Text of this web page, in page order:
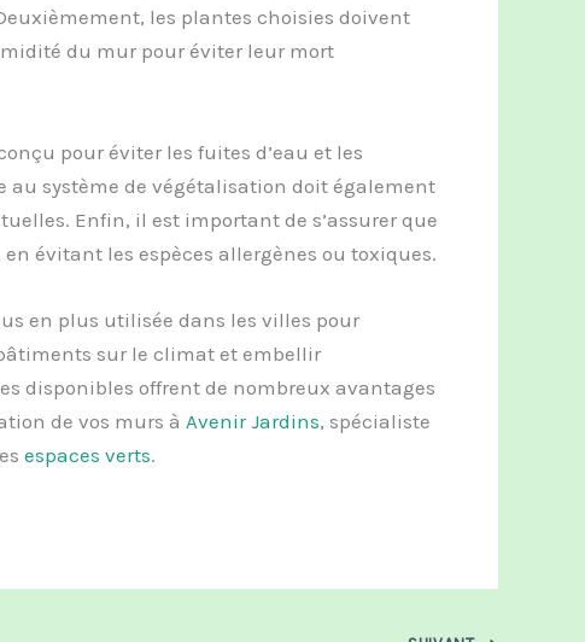
les plantes choisies doivent
du mur pour éviter leur mort
pour éviter les fuites d’eau et les
au système de végétalisation doit également
Enfin, il est important de s’assurer que
évitant les espèces allergènes ou toxiques.
en plus utilisée dans les villes pour
sur le climat et embellir
disponibles offrent de nombreux avantages
de vos murs à Avenir Jardins, spécialiste
espaces verts.